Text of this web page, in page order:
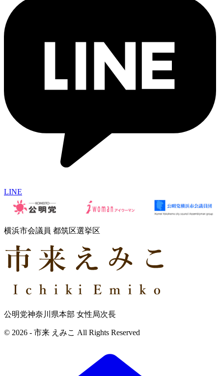
LINE
横浜市会議員 都筑区選挙区
公明党神奈川県本部 女性局次長
© 2026 - 市来 えみこ All Rights Reserved